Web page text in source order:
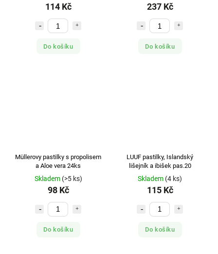
114 Kč
Do košíku
237 Kč
Do košíku
Müllerovy pastilky s propolisem
a Aloe vera 24ks
Skladem (>5 ks)
98 Kč
Do košíku
LUUF pastilky, Islandský
lišejník a ibišek pas.20
Skladem (4 ks)
115 Kč
Do košíku